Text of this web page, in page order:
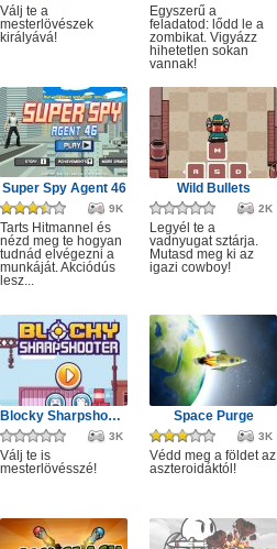
Válj te a
mesterlövészek
királyává!
Egyszerű a
feladatod: lődd le a
zombikat. Vigyázz
hihetetlen sokan
vannak!
Super Spy Agent 46
9K
Tarts Hitmannel és
nézd meg te hogyan
tudnád elvégezni a
munkáját. Akciódús
lesz...
Wild Bullets
2K
Legyél te a
vadnyugat sztárja.
Mutasd meg ki az
igazi cowboy!
Blocky Sharpshooter
3K
Válj te is
mesterlövésszé!
Space Purge
3K
Védd meg a földet az
aszteroidáktól!